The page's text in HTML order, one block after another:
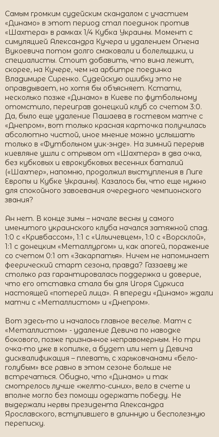
Самым громким судейским скандалом с участием
«Динамо» в этот период стал поединок против
«Шахтера» в рамках 1/4 Кубка Украины. Момент с
симуляцией Александра Кучера и удалением Огнена
Вукоевича потом долго смаковали и болельщики, и
специалисты. Стоит добавить, что вина лежит,
скорее, на Кучере, чем на арбитре поединка
Владимире Сиренко. Судейскую ошибку это не
оправдывает, но хотя бы объясняет. Кстати,
несколько позже «Динамо» в Киеве по футбольному
отомстило, переиграв донецкий клуб со счетом 3:0.
Да, было еще удаление Пашаева в гостевом матче с
«Днепром», вот только красная карточка получилась
абсолютно чистой, иное мнение можно услышать
только в «Футбольном уик-энде». На зимний перерыв
киевляне ушли с отрывом от «Шахтера» в два очка,
без кубковых и еврокубковых весенних баталий
(«Шахтер», напомню, продолжил выступления в Лиге
Европы и Кубке Украины). Казалось бы, что еще нужно
для спокойного завоевания очередного чемпионского
звания?
Ан нет. В конце зимы – начале весны у самого
именитого украинского клуба начался затяжной спад.
1:0 с «Кривбассом», 1:1 с «Ильичевцем», 1:0 с «Ворсклой»,
1:1 с донецким «Металлургом» и, как апогей, поражение
со счетом 0:1 от «Закарпатья». Ничем не напоминает
феерический старт сезона, правда? Газзаеву же
столько раз гарантировалась поддержка и доверие,
что его отставка стала бы для Игоря Суркиса
настоящей «потерей лица». А впереди «Динамо» ждали
матчи с «Металлистом» и «Днепром».
Вот здесь-то и началось главное веселье. Матч с
«Металлистом» - удаление Девича по наводке
бокового, позже признанное неправомерным. Но три
очка-то уже в копилке, а будет или нет у Девича
дисквалификация – плевать, с харьковчанами «бело-
голубым» все равно в этом сезоне больше не
встречаться. Обидно, что «Динамо» и так
смотрелось лучше «желто-синих», вело в счете и
вполне могло без помощи одержать победу. Не
выдержали нервы президента Александра
Ярославского, вступившего в длинную и бесполезную
переписку.